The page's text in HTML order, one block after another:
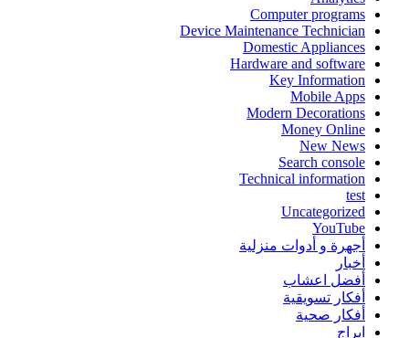
Computer programs
Device Maintenance Technician
Domestic Appliances
Hardware and software
Key Information
Mobile Apps
Modern Decorations
Money Online
New News
Search console
Technical information
test
Uncategorized
YouTube
أجهرة و أدوات منزلية
أخبار
أفضل اعشاب
أفكار تسويقية
أفكار صحية
ابراج